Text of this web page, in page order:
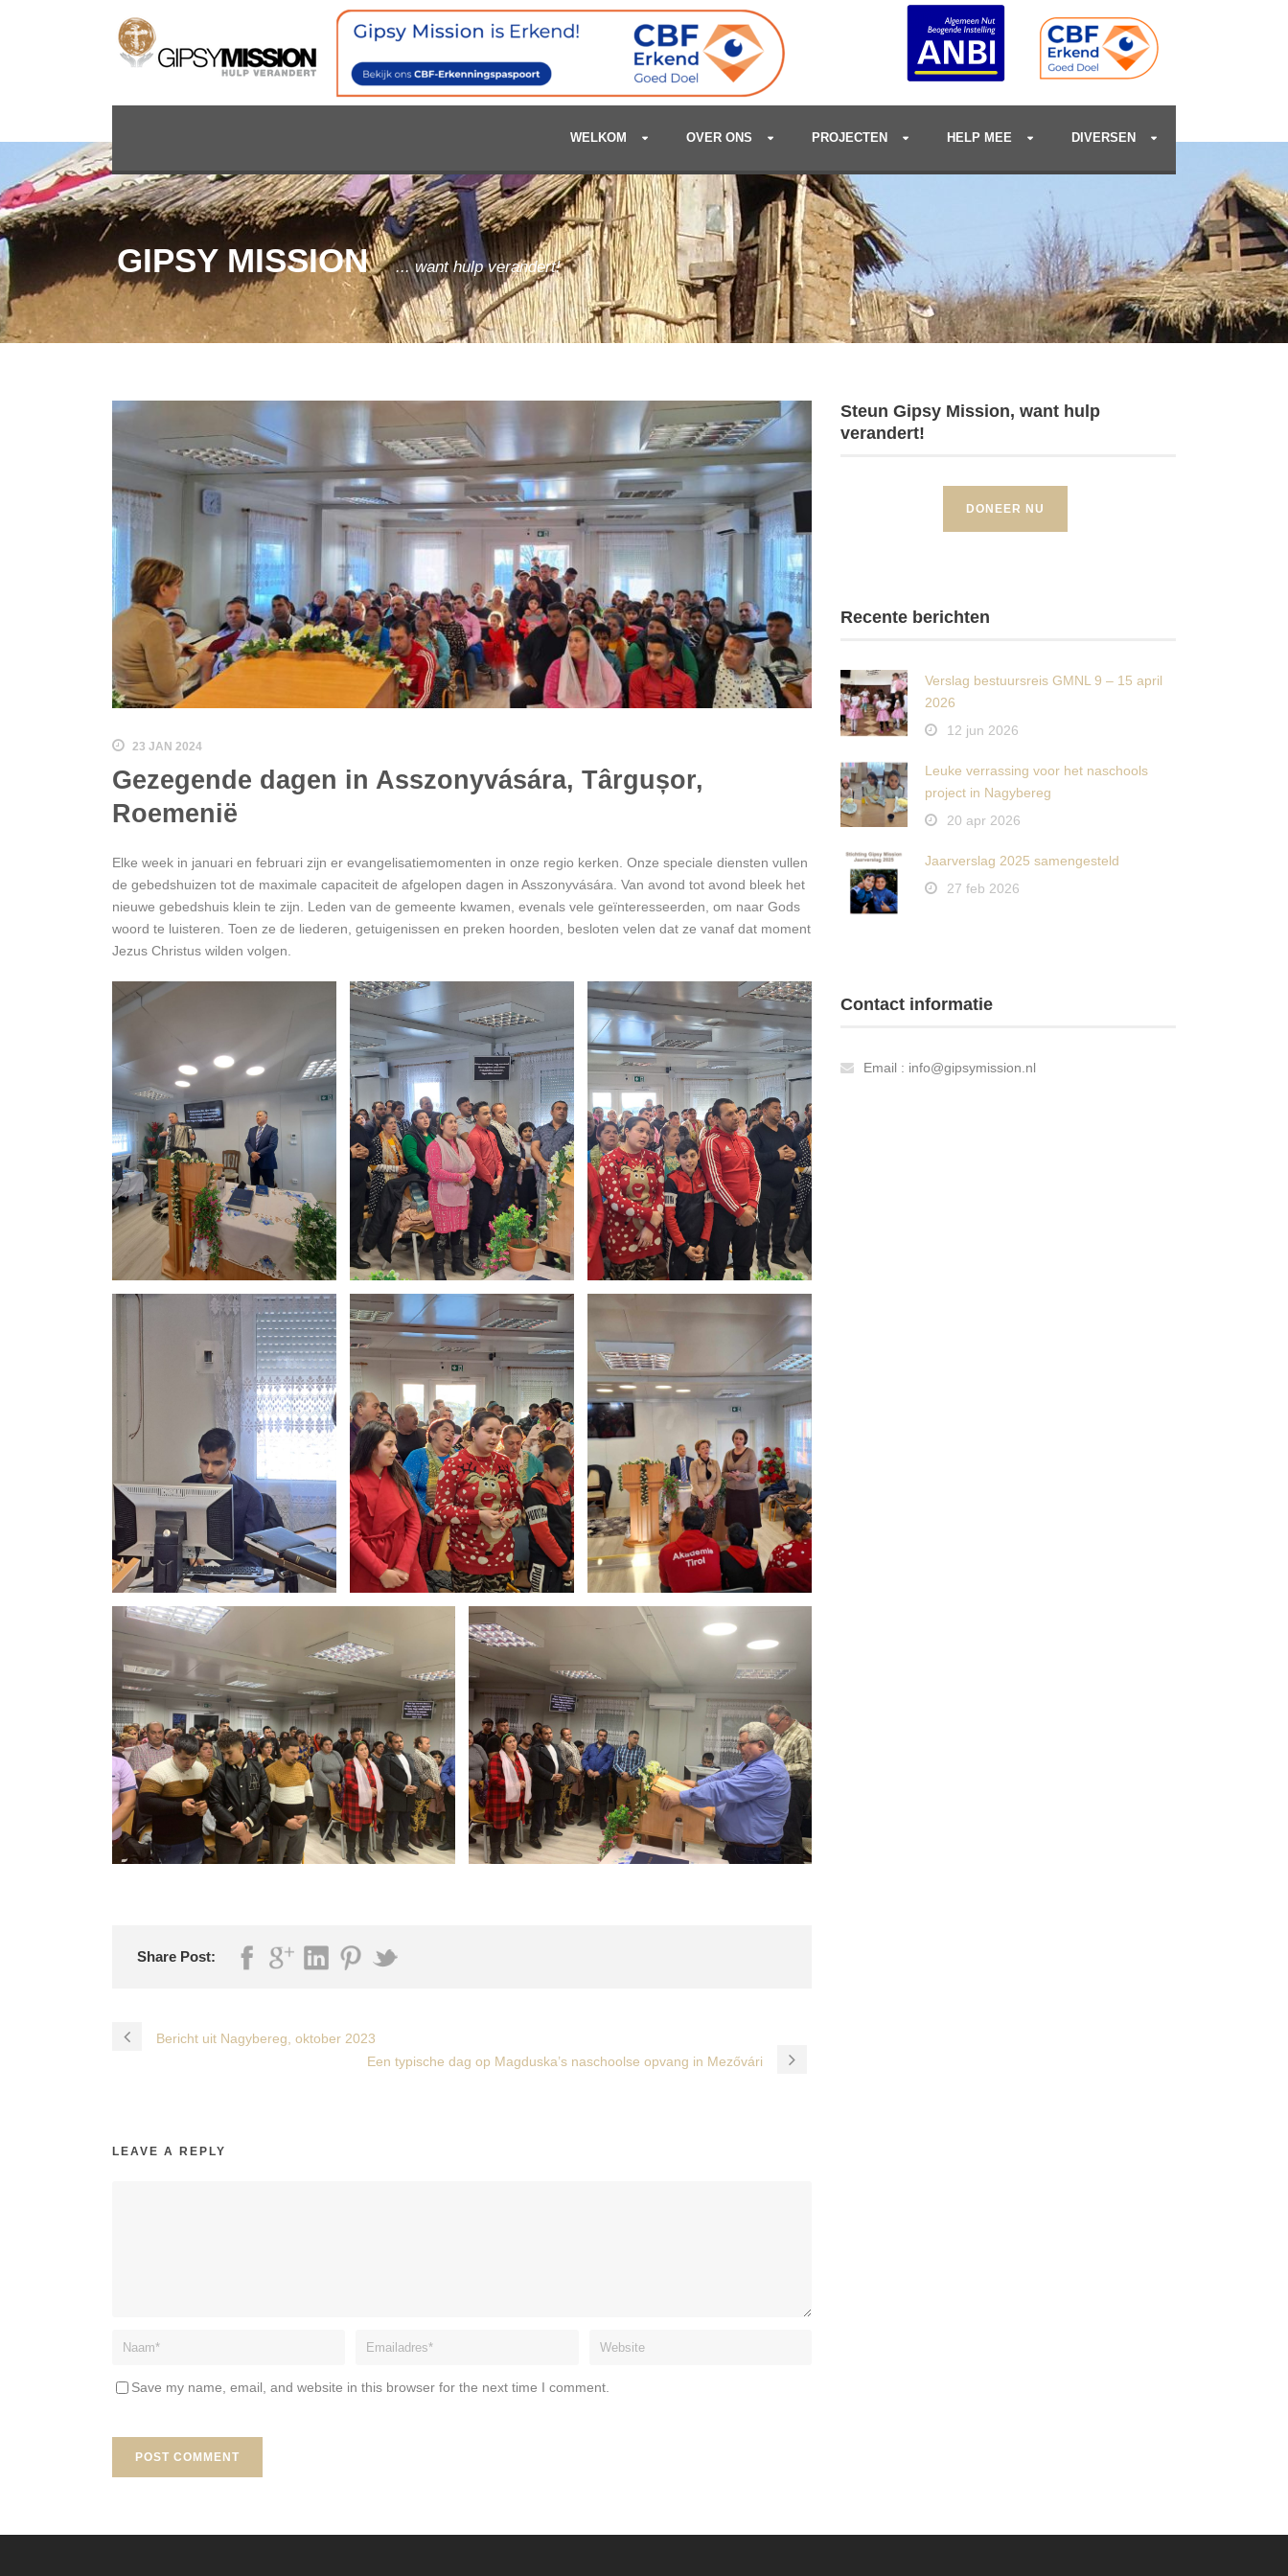
WELKOM OVER ONS PROJECTEN HELP MEE DIVERSEN
GIPSY MISSION ... want hulp verandert!
23 JAN 2024
Gezegende dagen in Asszonyvására, Târgușor,
Roemenië
Elke week in januari en februari zijn er evangelisatiemomenten in onze regio kerken. Onze speciale diensten vullen
de gebedshuizen tot de maximale capaciteit de afgelopen dagen in Asszonyvására. Van avond tot avond bleek het
nieuwe gebedshuis klein te zijn. Leden van de gemeente kwamen, evenals vele geïnteresseerden, om naar Gods
woord te luisteren. Toen ze de liederen, getuigenissen en preken hoorden, besloten velen dat ze vanaf dat moment
Jezus Christus wilden volgen.
Share Post:
Bericht uit Nagybereg, oktober 2023
Een typische dag op Magduska’s naschoolse opvang in Mezővári
LEAVE A REPLY
Save my name, email, and website in this browser for the next time I comment.
Steun Gipsy Mission, want hulp
verandert!
DONEER NU
Recente berichten
Verslag bestuursreis GMNL 9 – 15 april
2026
12 jun 2026
Leuke verrassing voor het naschools
project in Nagybereg
20 apr 2026
Jaarverslag 2025 samengesteld
27 feb 2026
Contact informatie
Email : info@gipsymission.nl